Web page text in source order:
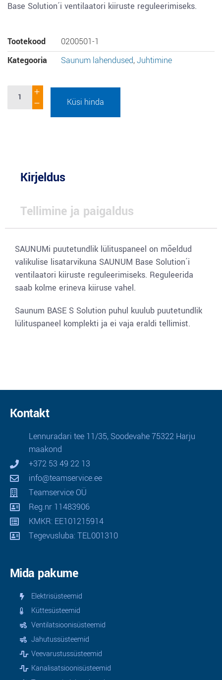
Base Solution´i ventilaatori kiiruste reguleerimiseks.
Tootekood
0200501-1
Kategooria
Saunum lahendused,Juhtimine
Küsi hinda
Kirjeldus
Tellimine ja paigaldus
SAUNUMi puutetundlik lülituspaneel on mõeldud
valikulise lisatarvikuna SAUNUM Base Solution´i
ventilaatori kiiruste reguleerimiseks. Reguleerida
saab kolme erineva kiiruse vahel.
Saunum BASE S Solution puhul kuulub puutetundlik
lülituspaneel komplekti ja ei vaja eraldi tellimist.
Kontakt
Lennuradari tee 11/35, Soodevahe 75322 Harju
maakond
+372 53 49 22 13
info@teamservice.ee
Teamservice OÜ
Reg.nr 11483906
KMKR: EE101215914
Tegevusluba: TEL001310
Mida pakume
Elektrisüsteemid
Küttesüsteemid
Ventilatsioonisüsteemid
Jahutussüsteemid
Veevarustussüsteemid
Kanalisatsioonisüsteemid